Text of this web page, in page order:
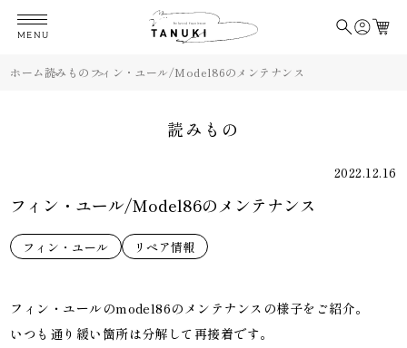
MENU
ホーム読みもの フィン・ユール/Model86のメンテナンス
読みもの
フィン・ユール/Model86のメンテナンス
2022.12.16
フィン・ユール リペア情報
フィン・ユールのmodel86のメンテナンスの様子をご紹介。
いつも通り緩い箇所は分解して再接着です。